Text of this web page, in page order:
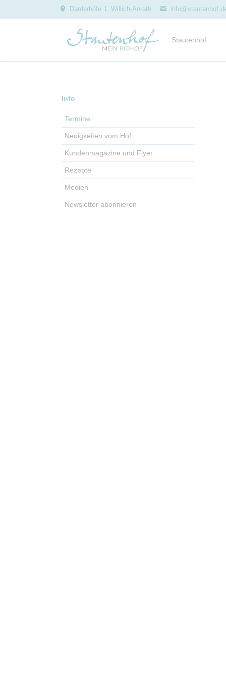
Darderhöfe 1, Willich-Anrath
Stautenhof
Team
Navigation
Info
Termine
Neuigkeiten vom Hof
Kundenmagazine und Flyer
Rezepte
Medien
Newsletter abonnieren